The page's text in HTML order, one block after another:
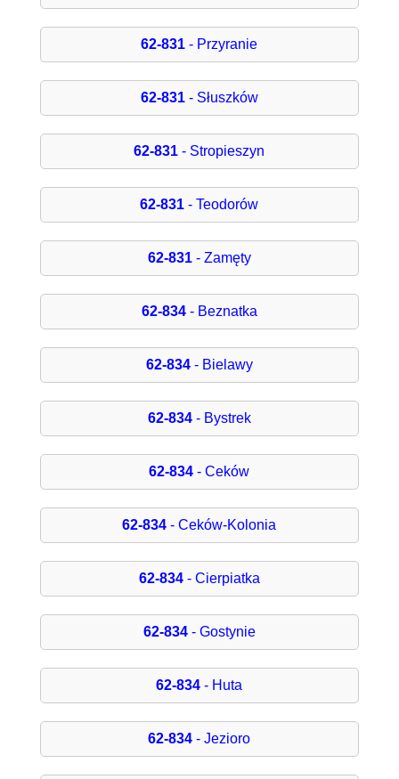
62-831 - Przyranie
62-831- Słuszków
62-831 - Stropieszyn
62-831 - Teodorów
62-831- Zamęty
62-834- Beznatka
62-834- Bielawy
62-834- Bystrek
62-834 - Ceków
62-834 - Ceków-Kolonia
62-834- Cierpiatka
62-834- Gostynie
62-834 - Huta
62-834 - Jezioro